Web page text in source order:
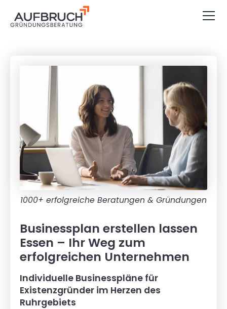
Businessplan erstellen lassen
Essen – Ihr Weg zum
erfolgreichen Unternehmen
Individuelle Businesspläne für
Existenzgründer im Herzen des
Ruhrgebiets
1000+ erfolgreiche Beratungen & Gründungen